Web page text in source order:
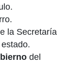
la Secretaría
del